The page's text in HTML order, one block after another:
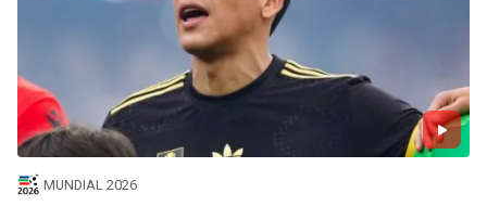
MUNDIAL 2026